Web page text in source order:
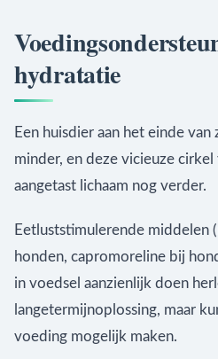
hydratatie
Een huisdier aan het einde van
minder, en deze vicieuze cirkel
aangetast lichaam nog verder.
Eetluststimulerende middelen
honden, capromoreline bij
in voedsel aanzienlijk doen
langetermijnoplossing, maar
voeding mogelijk maken.